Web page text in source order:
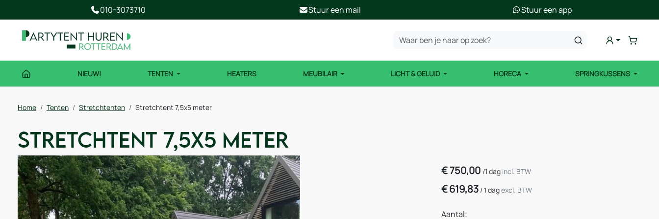
010-3073710 Stuur een mail Stuur een app
NIEUW! TENTEN HEATERS MEUBILAIR LICHT & GELUID HORECA SPRINGKUSSENS
Home Tenten Stretchtenten Stretchtent 7,5x5 meter
Stretchtent 7,5x5 meter
€750,00 /1 dag incl. BTW
€619,83 /1 dagexcl. BTW
Aantal: